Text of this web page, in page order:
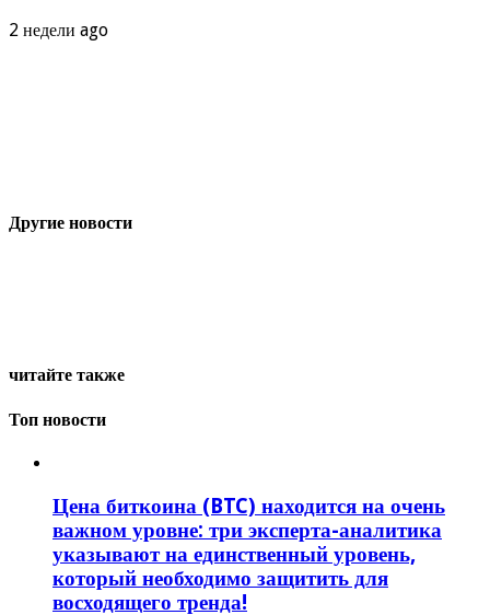
2 недели ago
Другие новости
читайте также
Топ новости
Цена биткоина (BTC) находится на очень
важном уровне: три эксперта-аналитика
указывают на единственный уровень,
который необходимо защитить для
восходящего тренда!